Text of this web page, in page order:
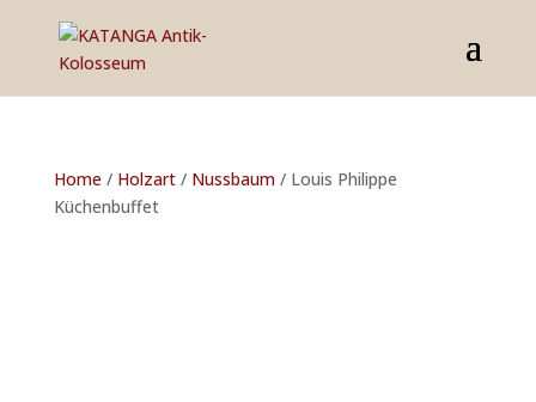
Home / Holzart/ Nussbaum/ Louis Philippe
Küchenbuffet